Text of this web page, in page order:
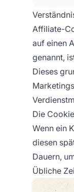
Affiliate-
auf einen
genannt,
Dieses
Die
Wenn ein
diesen
Dauern,
Übliche